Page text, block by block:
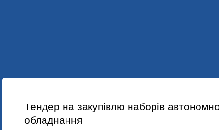
Тендер на закупівлю наборів
обладнання